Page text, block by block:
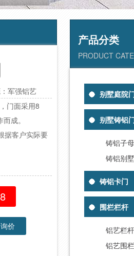
军强铝艺
门面采用8
成。
据客户实际要
价
产品分类
PRODUCT
别墅庭院
别墅铸铝
铸铝子
铸铝别
铸铝卡门
围栏栏杆
铝艺栏杆
铝艺围栏